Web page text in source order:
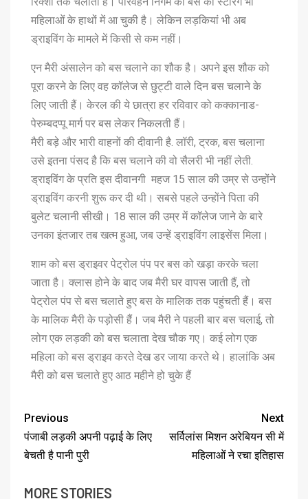
महिलाओं के हाथों में आ चुकी है। लेकिन लड़कियां भी अब
ड्राइविंग के मामले में किसी से कम नहीं।
एन मैरी अंसालेन को बस चलाने का शौक है। अपने इस शौक को
पूरा करने के लिए वह कॉलेज से छुट्टी वाले दिन बस चलाने के
लिए जाती हैं। केरल की ये छात्रा हर रविवार को कक्कानाड-
पेरुम्बदप्पू मार्ग पर बस लेकर निकलती हैं।
मैरी बड़े और भारी वाहनों की दीवानी है. लॉरी, ट्रक, बस चलाना
उसे इतना पंसद है कि बस चलाने की वो सैलरी भी नहीं लेती.
ड्राइविंग के प्रति इस दीवानगी महज 15 साल की उम्र से उन्होंने
ड्राइविंग करनी शुरू कर दी थी। सबसे पहले उन्होंने पिता की
बुलेट चलानी सीखी। 18 साल की उम्र में कॉलेज जाने के बारे
उनका इंतजार तब खत्म हुआ, जब उन्हें ड्राइविंग लाइसेंस मिला।
शाम को बस ड्राइवर पेट्रोल पंप पर बस को खड़ा करके चला
जाता है। क्लास होने के बाद जब मैरी घर वापस जाती हैं, तो
पेट्रोल पंप से बस चलाते हुए बस के मालिक तक पहुंचती हैं। बस
के मालिक मैरी के पड़ोसी हैं। जब मैरी ने पहली बार बस चलाई, तो
लोग एक लड़की को बस चलाता देख चौक गए। कई लोग एक
महिला को बस ड्राइव करते देख डर जाया करते थे। हालांकि अब
मैरी को बस चलाते हुए आठ महीने हो चुके हैं
Previous
पंजाबी लड़की अपनी पढ़ाई के लिए
बेचती है पानी पुरी
Next
सर्विलांस मिशन अरेबियन सी में
महिलाओं ने रचा इतिहास
MORE STORIES